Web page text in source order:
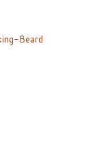
Beard